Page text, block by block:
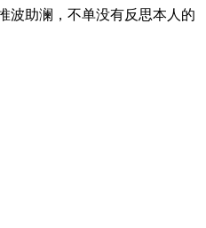
波助澜，不单没有反思本人的